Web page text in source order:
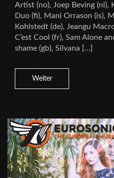
Artist (no), Joep Beving (nl),
Duo (fi), Mani Orrason (is),
Kohlstedt (de), Jeangu
C’est Cool (fr), Sam Alone
shame (gb), Silvana […]
Weiter